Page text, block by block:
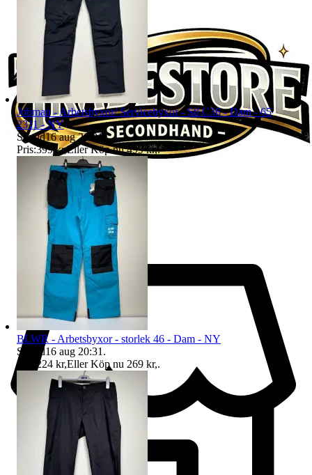
Jobman - Arbetsbyxor/ Servicebyxor - Stl C36 - Dam - 65
2311 - NY
Sluttid16 aug 20:31
Pris:399 kr,Eller Köp nu 499 kr,.
BLWR - Arbetsbyxor - storlek 46 - Dam - NY
Sluttid16 aug 20:31 .
Pris:
224 kr,Eller Köp nu 269 kr,.